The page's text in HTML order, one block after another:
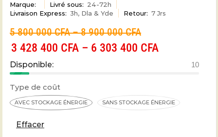
Marque: Livré sous: 24-72h
Livraison Express: 3h, Dla & Yde Retour: 7 Jrs
5 800 000CFA–8 900 000CFA
3 428 400 CFA – 6 303 400 CFA
Disponible: 10
Type de coût
AVEC STOCKAGE ÉNERGIE SANS STOCKAGE ÉNERGIE
Effacer